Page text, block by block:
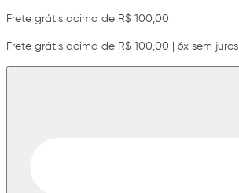
Frete grátis acima de R$ 100,00
Frete grátis acima de R$ 100,00 | 6x sem juros